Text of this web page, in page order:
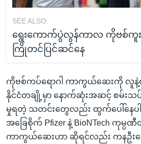
SEE ALSO:
ရွေးကောက်ပွဲလွန်ကာလ ကိုဗစ်ကူး
ကြိုတင်ပြင်ဆင်နေ
ကိုဗစ်ကပ်ရောဂါ ကာကွယ်ဆေးကို လူနဲ့
နိုင်ငံတချို့မှာ နောက်ဆုံးအဆင့် စမ်းသပ်
မှုရတဲ့ သတင်းတွေလည်း ထွက်ပေါ်နေ
အခြေစိုက် Pfizer နဲ့ BioNTech ကုမ္
ကာကွယ်ဆေးဟာ ဆိုရင်လည်း ကနဦး